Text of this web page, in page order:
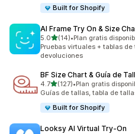
Built for Shopify
AI Frame Try On & Size
5.0de 5 estrellas
(14)
14 reseñas en total
•Plan gratis
Pruebas virtuales + tablas
devoluciones
BF Size Chart & Guía de
4.7de 5 estrellas
(127)
127 reseñas en total
•Plan gratis
Guías de tallas, tabla de
Built for Shopify
Looksy AI Virtual Try‑On